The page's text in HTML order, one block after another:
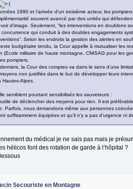
1990 et l’arrivée d’un troisième acteur, les
souvent avancé par des unités qui
d’image. Seulement, “les interventions en doublons
qui conduit à des doubles engagements
Selon les endroits la gestion des alertes en
budgétaire tendu, la Cour appelle à mutualiser les
(Ecole militaire de haute montagne, CNISAG pour les
pompiers.
la Cour des comptes va dans le sens d’une
non justifiés dans le but de développer leurs
Hautes-Alpes.
semblent pourtant sensibilisés les sauveteurs :
de déclencher des moyens pour rien. Il est
Parfois, nous demandons même aux personnes
suffisamment équipées et qu’il n’y a pas d’urgence ni
du médical je ne sais pas mais je
hélicos font des rotation de garde à l’hôpital ?
Secouriste en Montagne